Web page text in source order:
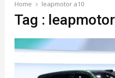
Home leapmotor a10
Tag :